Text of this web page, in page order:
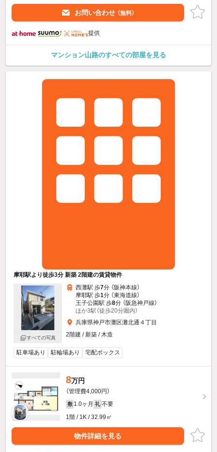
お問い合わせ （無料）
提供
マンション山路のすべての部屋を見る
摩耶駅より徒歩3分 新築 2階建の賃貸物件
すべての写真
西灘駅 歩7分 （阪神本線）
摩耶駅 歩1分 （東海道線）
王子公園駅 歩8分 （阪急神戸線）
ほか3駅（徒歩20分圏内）
兵庫県神戸市灘区灘北通４丁目
2階建 / 新築 / 木造
駐車場あり 駐輪場あり 宅配ボックス
8万円
（管理費4,000円）
敷 1.0ヶ月 礼 不要
1階 / 1K / 32.99㎡
物件詳細を見る